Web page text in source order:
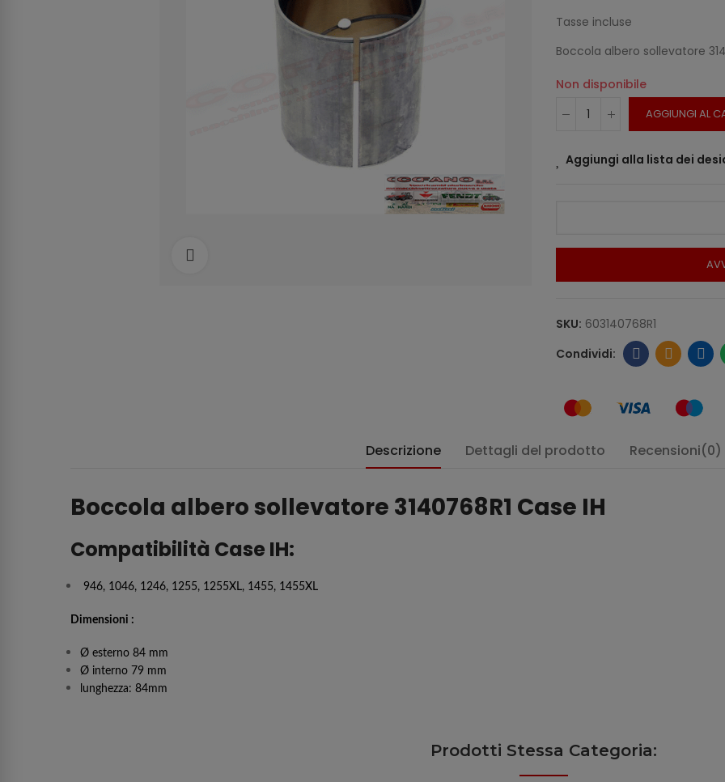
Tasse incluse
Boccola albero sollevatore
Non disponibile
AGGIUNGI AL
Aggiungi alla lista dei
SKU: 603140768R1
Descrizione Dettagli del prodotto Recensioni(0)
Boccola albero sollevatore 3140768R1 Case IH
Compatibilità Case IH:
946, 1046, 1246, 1255, 1255XL, 1455, 1455XL
Dimensioni :
Ø esterno 84 mm
Ø interno 79 mm
lunghezza: 84mm
Prodotti Stessa Categoria: